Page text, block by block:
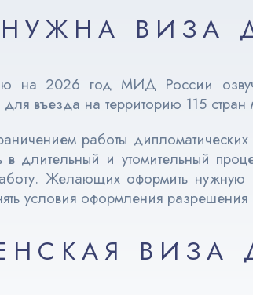
ВИЗА
на 2026 год МИД России
для въезда на территорию 115
работы дипломатических
в длительный и утомительный
Желающих оформить нужную
условия оформления
ВИЗА